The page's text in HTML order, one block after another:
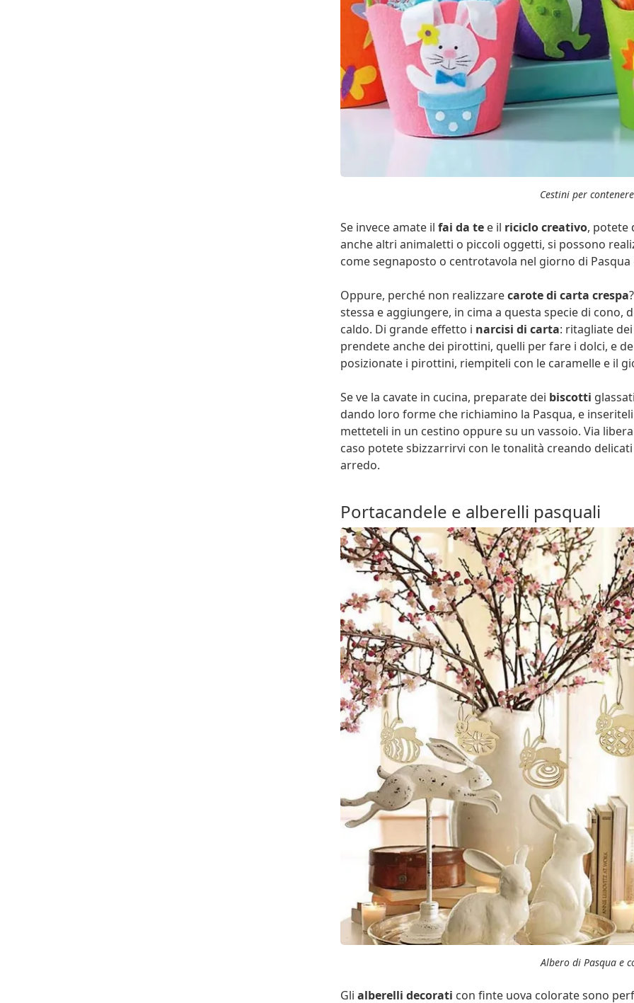
Cestini per
Se invece amate ilfai da te e il riciclo creativo, potete
anche altri animaletti o piccoli oggetti, si possono
come segnaposto o centrotavola nel giorno di
Oppure, perché non realizzarecarote di carta crespa
stessa e aggiungere, in cima a questa specie di
caldo. Di grande effetto i narcisi di carta: ritagliate
prendete anche dei pirottini, quelli per fare i dolci, e
posizionate i pirottini, riempiteli con le caramelle e il
Se ve la cavate in cucina, preparate dei biscotti
dando loro forme che richiamino la Pasqua, e
metteteli in un cestino oppure su un vassoio. Via
caso potete sbizzarrirvi con le tonalità creando
arredo.
Portacandele e alberelli pasquali
Albero di Pasqua e
Glialberelli decorati con finte uova colorate sono